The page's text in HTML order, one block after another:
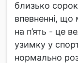
близько
впевненні, що
на п’ять - це
узимку у
нормально